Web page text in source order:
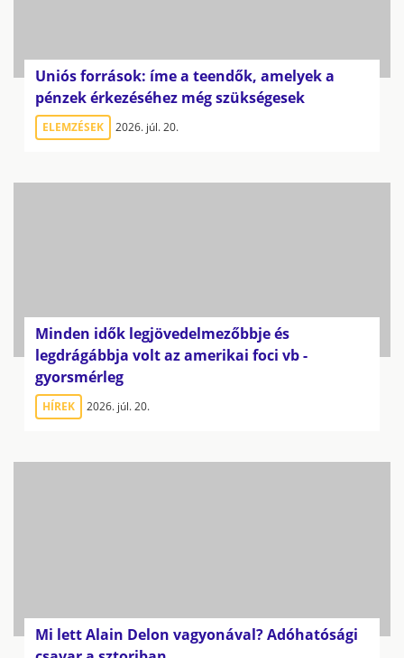
Uniós források: íme a teendők, amelyek a
pénzek érkezéséhez még szükségesek
ELEMZÉSEK 2026. júl. 20.
Minden idők legjövedelmezőbbje és
legdrágábbja volt az amerikai foci vb -
gyorsmérleg
HÍREK 2026. júl. 20.
Mi lett Alain Delon vagyonával? Adóhatósági